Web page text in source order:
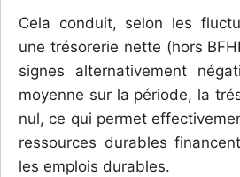
Cela conduit, selon les
une trésorerie nette (hors
signes alternativement
moyenne sur la période, la
nul, ce qui permet
ressources durables
les emplois durables.